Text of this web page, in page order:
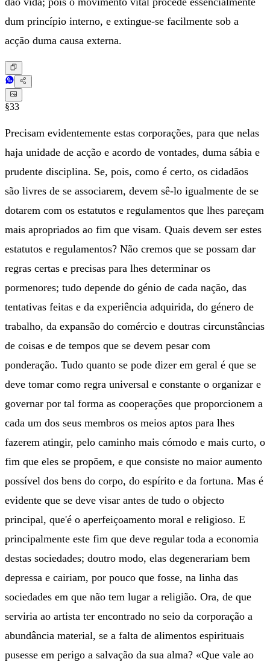
dum princípio interno, e extingue-se facilmente sob a
acção duma causa externa.
§33
Precisam evidentemente estas corporações, para que nelas
haja unidade de acção e acordo de vontades, duma sábia e
prudente disciplina. Se, pois, como é certo, os cidadãos
são livres de se associarem, devem sê-lo igualmente de se
dotarem com os estatutos e regulamentos que lhes pareçam
mais apropriados ao fim que visam. Quais devem ser estes
estatutos e regulamentos? Não cremos que se possam dar
regras certas e precisas para lhes determinar os
pormenores; tudo depende do génio de cada nação, das
tentativas feitas e da experiência adquirida, do género de
trabalho, da expansão do comércio e doutras circunstâncias
de coisas e de tempos que se devem pesar com
ponderação. Tudo quanto se pode dizer em geral é que se
deve tomar como regra universal e constante o organizar e
governar por tal forma as cooperações que proporcionem a
cada um dos seus membros os meios aptos para lhes
fazerem atingir, pelo caminho mais cómodo e mais curto, o
fim que eles se propõem, e que consiste no maior aumento
possível dos bens do corpo, do espírito e da fortuna. Mas é
evidente que se deve visar antes de tudo o objecto
principal, que'é o aperfeiçoamento moral e religioso. E
principalmente este fim que deve regular toda a economia
destas sociedades; doutro modo, elas degenerariam bem
depressa e cairiam, por pouco que fosse, na linha das
sociedades em que não tem lugar a religião. Ora, de que
serviria ao artista ter encontrado no seio da corporação a
abundância material, se a falta de alimentos espirituais
pusesse em perigo a salvação da sua alma? «Que vale ao